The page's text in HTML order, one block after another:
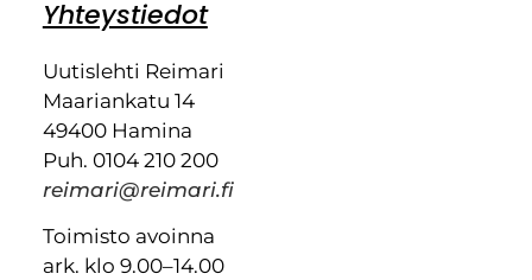
Yhteystiedot
Uutislehti Reimari
Maariankatu 14
49400 Hamina
Puh. 0104 210 200
reimari@reimari.fi
Toimisto avoinna
ark. klo 9.00–14.00